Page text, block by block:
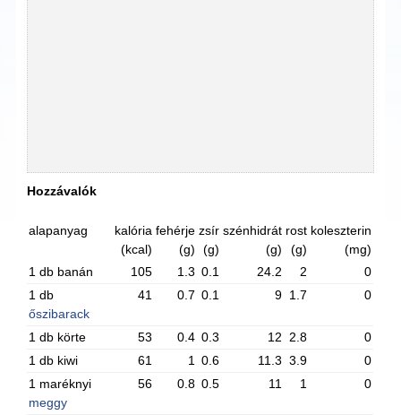
Hozzávalók
alapanyag
kalória
(kcal)
fehérje
(g)
zsír
(g)
szénhidrát
(g)
rost
(g)
koleszterin
(mg)
1 db banán
105 1.3 0.1 24.2 2
0
1 db
őszibarack
41 0.7 0.1 9 1.7 0
1 db körte 53 0.4 0.3 12 2.8
0
1 db kiwi
61 1 0.6 11.3 3.9
0
1 maréknyi
meggy
56 0.8 0.5 11 1 0